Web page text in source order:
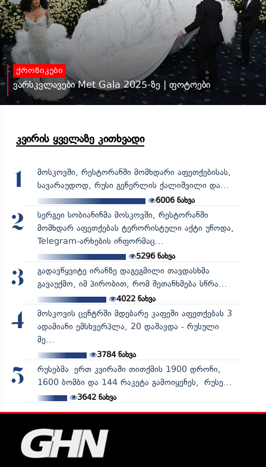
ქრონიკები
ვარსკვლავები Met Gala 2025-ზე | ფოტოები
კვირის ყველაზე კითხვადი
1
მოსკოვში, რესტორანში მომხდარი აფეთქებისას,
სავარაუდოდ, რუსი გენერლის ქალიშვილი და...
6006ნახვა
2
სერგეი სობიანინმა მოსკოვში, რესტორანში
მომხდარ აფეთქებას ტერორისტული აქტი უწოდა,
Telegram-არხების ინფორმაც...
5296ნახვა
3
გადავწყვიტე ირანზე დაგეგმილი თავდასხმა
გავაუქმო, იმ პირობით, რომ შეთანხმება სწრა...
4022ნახვა
4
მოსკოვის ცენტრში მდებარე კაფეში აფეთქებას 3
ადამიანი ემსხვერპლა, 20 დაშავდა - რუსული
მე...
3784ნახვა
5
რუსებმა ერთ კვირაში თითქმის 1900 დრონი,
1600 ბომბი და 144 რაკეტა გამოიყენეს, რუსე...
3642ნახვა